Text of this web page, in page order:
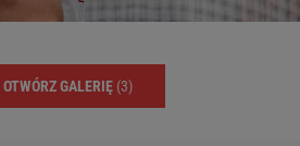
OTWÓRZ GALERIĘ (3)